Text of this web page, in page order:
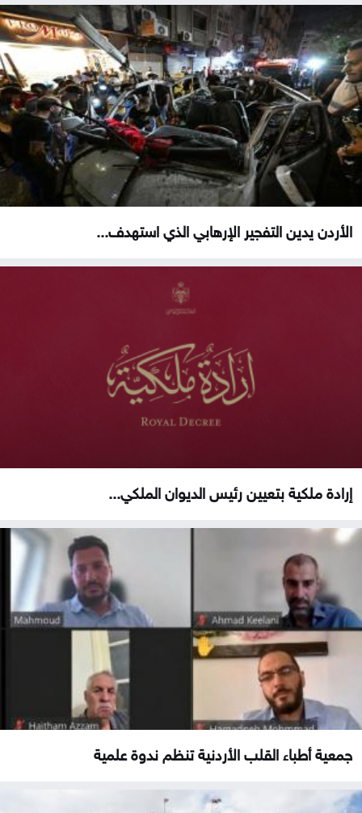
الأردن يدين التفجير الإرهابي الذي استهدف...
إرادة ملكية بتعيين رئيس الديوان الملكي...
جمعية أطباء القلب الأردنية تنظم ندوة علمية